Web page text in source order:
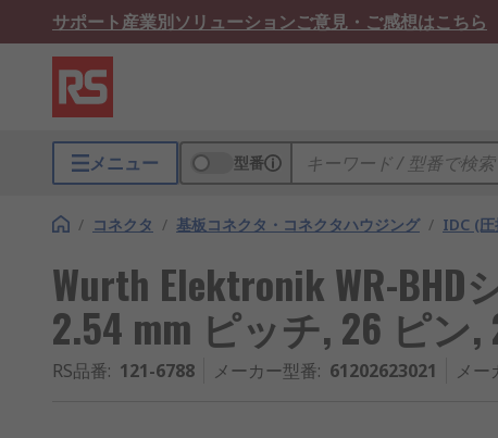
サポート産業別ソリューションご意見・ご感想はこちら
メニュー 型番
/ コネクタ / 基板コネクタ・コネクタハウジング / IDC (
Wurth Elektronik WR-
2.54 mm ピッチ, 26 ピン
RS品番: 121-6788 メーカー型番: 61202623021 メー